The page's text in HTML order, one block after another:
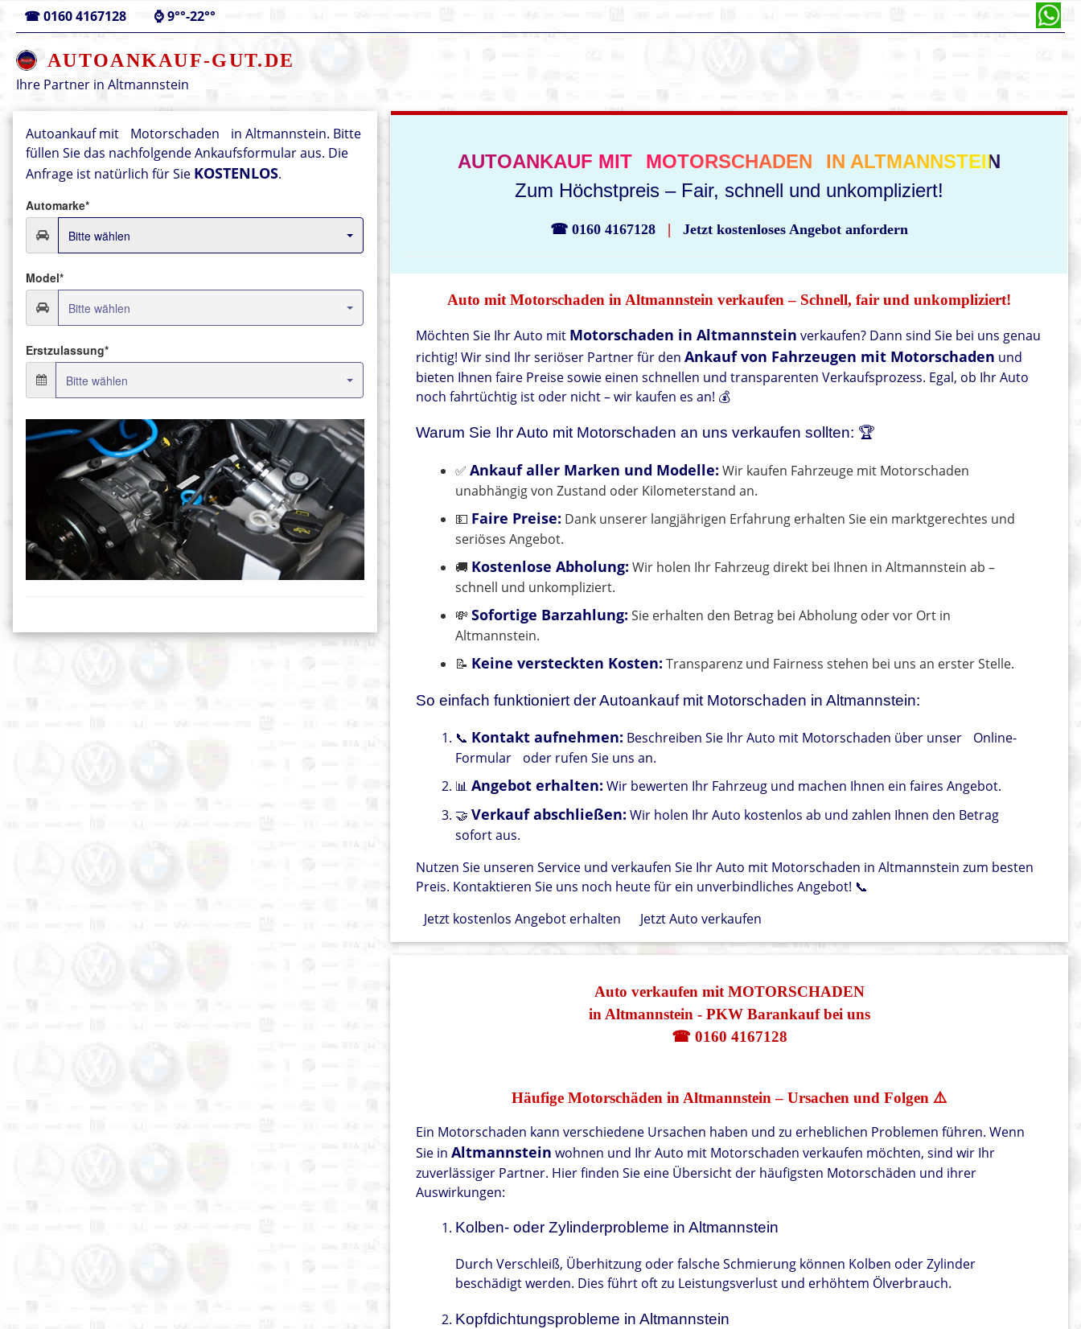
☎0160 4167128 ⌚9°°-22°°
AUTOANKAUF-GUT.DE
Ihre Partner in Altmannstein
Autoankauf mit Motorschaden
in Altmannstein. Bitte
füllen Sie das nachfolgende Ankaufsformular aus. Die
Anfrage ist natürlich für Sie KOSTENLOS.
AUTOANKAUF MIT MOTORSCHADEN
IN ALTMANNSTEIN
Zum Höchstpreis – Fair, schnell und unkompliziert!
☎ 0160 4167128 | Jetzt kostenloses Angebot anfordern
Auto mit Motorschaden in Altmannstein verkaufen – Schnell, fair und unkompliziert!
Möchten Sie Ihr Auto mit Motorschaden in Altmannstein verkaufen? Dann sind Sie bei uns genau
richtig! Wir sind Ihr seriöser Partner für denAnkauf von Fahrzeugen mit Motorschaden und
bieten Ihnen faire Preise sowie einen schnellen und transparenten Verkaufsprozess. Egal, ob Ihr Auto
noch fahrtüchtig ist oder nicht – wir kaufen es an! 💰
Warum Sie Ihr Auto mit Motorschaden an uns verkaufen sollten: 🏆
✅Ankauf aller Marken und Modelle: Wir kaufen Fahrzeuge mit Motorschaden
unabhängig von Zustand oder Kilometerstand an.
💵 Faire Preise: Dank unserer langjährigen Erfahrung erhalten Sie ein marktgerechtes und
seriöses Angebot.
🚚 Kostenlose Abholung: Wir holen Ihr Fahrzeug direkt bei Ihnen in Altmannstein ab –
schnell und unkompliziert.
💸Sofortige Barzahlung: Sie erhalten den Betrag bei Abholung oder vor Ort in
Altmannstein.
📝 Keine versteckten Kosten: Transparenz und Fairness stehen bei uns an erster Stelle.
So einfach funktioniert der Autoankauf mit Motorschaden in Altmannstein:
📞 Kontakt aufnehmen: Beschreiben Sie Ihr Auto mit Motorschaden über unser
Online-
Formular
oder rufen Sie uns an.
📊Angebot erhalten: Wir bewerten Ihr Fahrzeug und machen Ihnen ein faires Angebot.
🤝Verkauf abschließen: Wir holen Ihr Auto kostenlos ab und zahlen Ihnen den Betrag
sofort aus.
Nutzen Sie unseren Service und verkaufen Sie Ihr Auto mit Motorschaden in Altmannstein zum besten
Preis. Kontaktieren Sie uns noch heute für ein unverbindliches Angebot! 📞
Jetzt kostenlos Angebot erhalten
Jetzt Auto verkaufen
Auto verkaufen mit MOTORSCHADEN
in Altmannstein - PKW Barankauf bei uns
☎ 0160 4167128
Häufige Motorschäden in Altmannstein – Ursachen und Folgen ⚠️
Ein Motorschaden kann verschiedene Ursachen haben und zu erheblichen Problemen führen. Wenn
Sie inAltmannstein wohnen und Ihr Auto mit Motorschaden verkaufen möchten, sind wir Ihr
zuverlässiger Partner. Hier finden Sie eine Übersicht der häufigsten Motorschäden und ihrer
Auswirkungen:
Kolben- oder Zylinderprobleme in Altmannstein
Durch Verschleiß, Überhitzung oder falsche Schmierung können Kolben oder Zylinder
beschädigt werden. Dies führt oft zu Leistungsverlust und erhöhtem Ölverbrauch.
Kopfdichtungsprobleme in Altmannstein